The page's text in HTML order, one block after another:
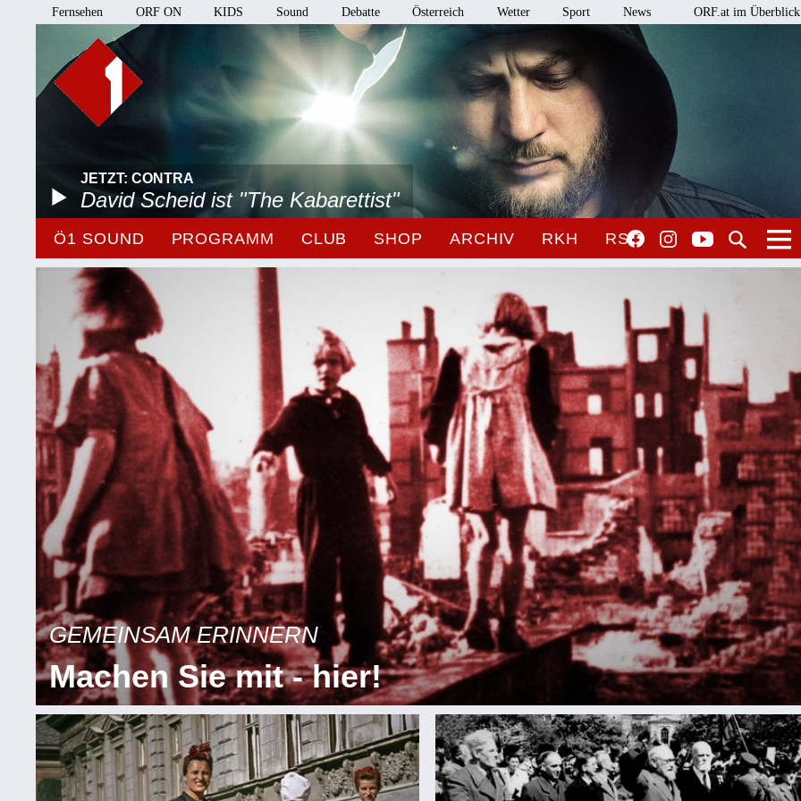
Fernsehen ORF ON KIDS Sound Debatte Österreich Wetter Sport News ORF.at im Überblick
JETZT: CONTRA
David Scheid ist "The Kabarettist"
Ö1 SOUND PROGRAMM CLUB SHOP ARCHIV RKH RSO
GEMEINSAM ERINNERN
Machen Sie mit - hier!